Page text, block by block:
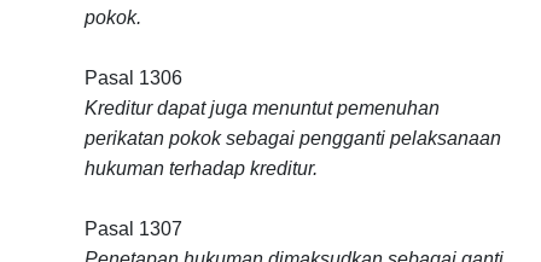
pokok.
Pasal 1306
Kreditur dapat juga menuntut pemenuhan
perikatan pokok sebagai pengganti pelaksanaan
hukuman terhadap kreditur.
Pasal 1307